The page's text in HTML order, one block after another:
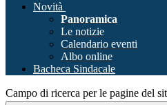
Novità
Panoramica
Le notizie
Calendario eventi
Albo online
Bacheca Sindacale
Campo di ricerca per le pagine del